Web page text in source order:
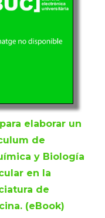
elaborar un
de
y Biología
en la
de
(eBook)